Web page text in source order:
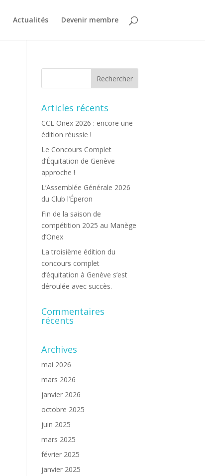
Actualités Devenir membre
Articles récents
CCE Onex 2026 : encore une
édition réussie !
Le Concours Complet
d’Équitation de Genève
approche !
L’Assemblée Générale 2026
du Club l’Éperon
Fin de la saison de
compétition 2025 au Manège
d’Onex
La troisième édition du
concours complet
d’équitation à Genève s’est
déroulée avec succès.
Commentaires
récents
Archives
mai 2026
mars 2026
janvier 2026
octobre 2025
juin 2025
mars 2025
février 2025
janvier 2025